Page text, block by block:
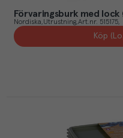
Förvaringsburk med lock
Nordiska Utrustning Art.nr. 515175
Köp